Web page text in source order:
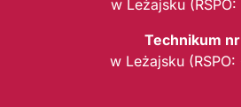
w Leżajsku (RSPO:
Technikum
w Leżajsku